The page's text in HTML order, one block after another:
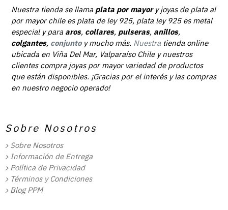
Nuestra tienda se llama plata por mayory joyas de plata al
por mayor chile es plata de ley 925, plata ley 925 es metal
especial y para aros, collares, pulseras, anillos,
colgantes, conjunto y mucho más. Nuestra tienda online
ubicada en Viña Del Mar, Valparaíso Chile y nuestros
clientes compra joyas por mayor variedad de productos
que están disponibles. ¡Gracias por el interés y las compras
en nuestro negocio operado!
Sobre Nosotros
Sobre Nosotros
Información de Entrega
Política de Privacidad
Términos y Condiciones
Blog PPM